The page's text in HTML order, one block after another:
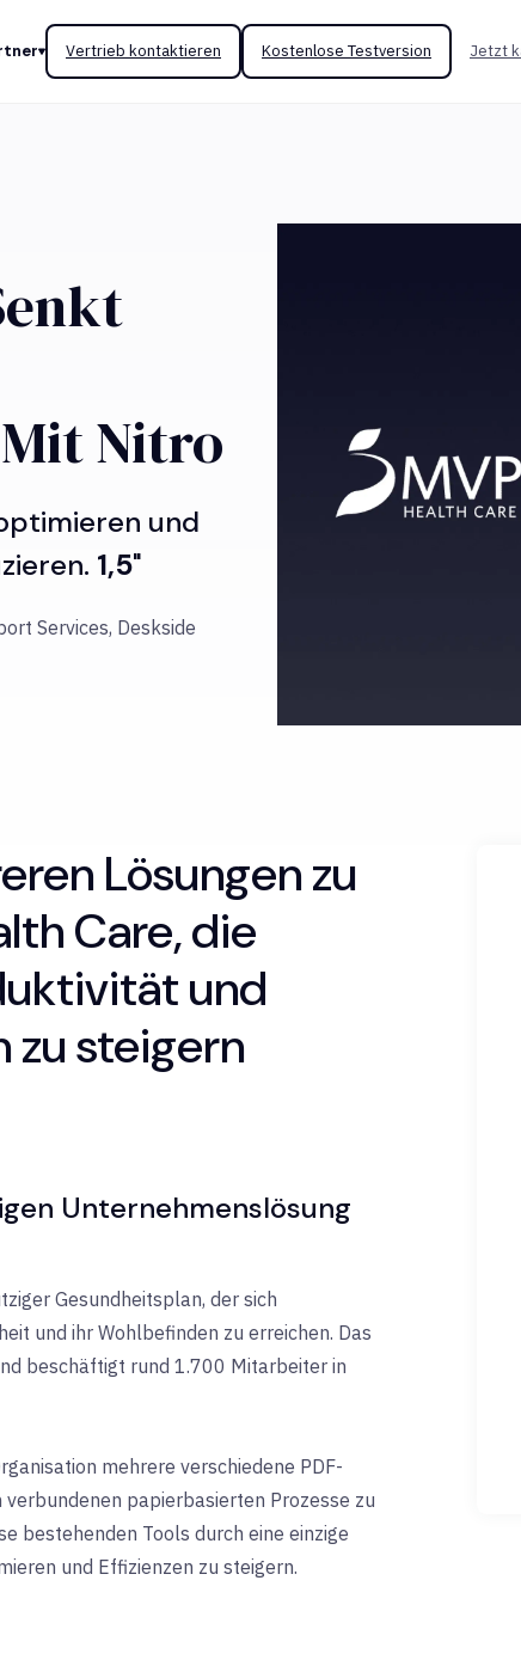
Vertrieb kontaktieren Kostenlose Testversion Jetzt
Nitro
und
1,5"
Services, Deskside
Lösungen zu
Care, die
und
zu steigern
Unternehmenslösung
Gesundheitsplan, der sich
und ihr Wohlbefinden zu erreichen. Das
beschäftigt rund 1.700 Mitarbeiter in
mehrere verschiedene PDF-
papierbasierten Prozesse zu
bestehenden Tools durch eine einzige
und Effizienzen zu steigern.